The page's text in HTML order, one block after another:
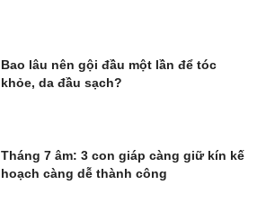
Bao lâu nên gội đầu một lần để tóc
khỏe, da đầu sạch?
Tháng 7 âm: 3 con giáp càng giữ kín kế
hoạch càng dễ thành công